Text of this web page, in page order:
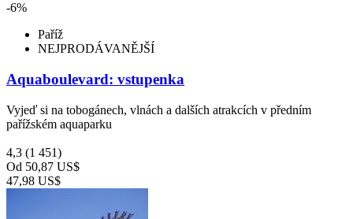
-6%
Paříž
NEJPRODÁVANĚJŠÍ
Aquaboulevard: vstupenka
Vyjeď si na tobogánech, vlnách a dalších atrakcích v předním
pařížském aquaparku
4,3 (1 451)
Od 50,87 US$
47,98 US$